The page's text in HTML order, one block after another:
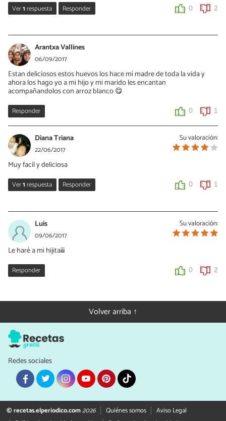
Ver1respuesta Responder 0 2
23/11/2017
Me alegro de poder ayudarte, gracias guapa!!
Un bst.
Mavi
0 0
Arantxa Vallines
06/09/2017
Estan deliciosos estos huevos los hace mi madre de toda la vida y
ahora los hago yo a mi hijo y mi marido les encantan
acompañandolos con arroz blanco 😋
Responder 0 1
Su valoración:
Diana Triana
22/06/2017
Muy facil y deliciosa
Ver1respuesta Responder 0 1
Muchas gracias Diana, me alegro de que te guste!!
Un bst.
Mavi
Su valoración:
Luis
09/06/2017
Le haré a mi hijita¡¡¡¡
Responder 0 2
Volver arriba ↑
Redes sociales
© recetas.elperiodico.com2026 Quiénes somos
Aviso Legal